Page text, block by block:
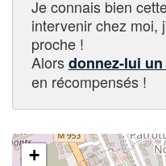
Je connais bien
intervenir chez moi,
proche !
Alorsdonnez-lui
en récompensés !
+